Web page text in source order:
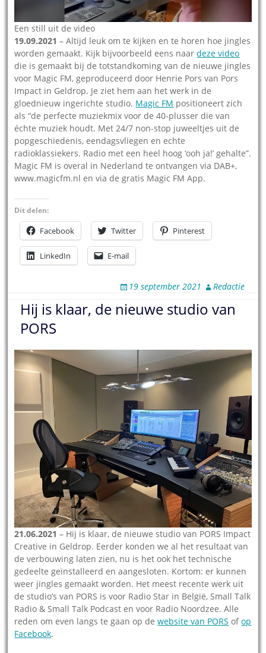
Een still uit de video
19.09.2021 – Altijd leuk om te kijken en te horen hoe jingles
worden gemaakt. Kijk bijvoorbeeld eens naardeze video
die is gemaakt bij de totstandkoming van de nieuwe jingles
voor Magic FM, geproduceerd door Henrie Pors van Pors
Impact in Geldrop. Je ziet hem aan het werk in de
gloednieuw ingerichte studio. Magic FM positioneert zich
als “de perfecte muziekmix voor de 40-plusser die van
échte muziek houdt. Met 24/7 non-stop juweeltjes uit de
popgeschiedenis, eendagsvliegen en echte
radioklassiekers. Radio met een heel hoog ‘ooh ja!’ gehalte”.
Magic FM is overal in Nederland te ontvangen via DAB+,
www.magicfm.nl en via de gratis Magic FM App.
Dit delen:
Facebook Twitter Pinterest
LinkedIn E-mail
19 september 2021 Redactie
Hij is klaar, de nieuwe studio van
PORS
21.06.2021 – Hij is klaar, de nieuwe studio van PORS Impact
Creative in Geldrop. Eerder konden we al het resultaat van
de verbouwing laten zien, nu is het ook het technische
gedeelte geïnstalleerd en aangesloten. Kortom: er kunnen
weer jingles gemaakt worden. Het meest recente werk uit
de studio’s van PORS is voor Radio Star in België, Small Talk
Radio & Small Talk Podcast en voor Radio Noordzee. Alle
reden om even langs te gaan op dewebsite van PORS ofop
Facebook.